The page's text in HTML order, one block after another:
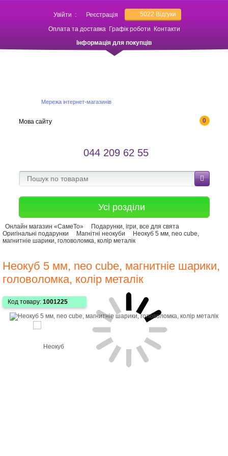
Увійти : Реєстрація 5022 Відгуки
Оплата та доставка Графік роботи
Контакти
Інформація для покупців
Мережа інтернет-магазинів
0
Мова сайту
044 209 62 55
Усі розділи
Онлайн магазин «СамеТо»
Подарунки, ігри, все для свята
Оригінальні подарунки
Магнітні неокуби
Неокуб 5 мм, neo cube,
магнитніе шарики, головоломка, колір металік
Неокуб 5 мм, neo cube, магнитніе шарики,
головоломка, колір металік
Код товару: 1001225